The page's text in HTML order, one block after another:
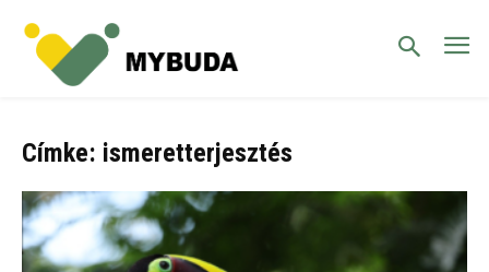
Címke: ismeretterjesztés